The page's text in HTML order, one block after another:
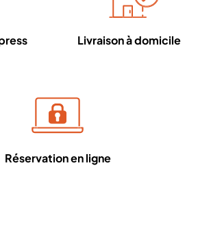
Livraison à domicile
Réservation en ligne